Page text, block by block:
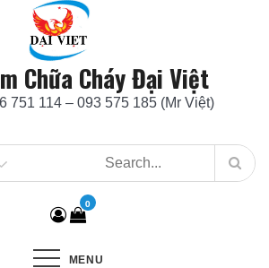
Chữa Cháy Đại Việt
751 114 – 093 575 185 (Mr Việt)
0
MENU